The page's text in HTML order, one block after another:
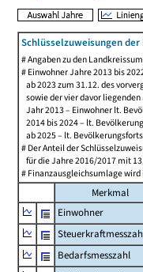
Schlüsselzuweisungen
# Angaben zu den
# Einwohner Jahre 2013 bis
ab 2023 zum 31.12. des
sowie der vier davor liegenden
Jahr 2013 – Einwohner lt.
2014 bis 2024 – lt.
ab 2025 – lt.
# Der Anteil der
für die Jahre 2016/2017 mit
# Finanzausgleichsumlage
Merkmal
Einwohner
Bedarfsmesszahl